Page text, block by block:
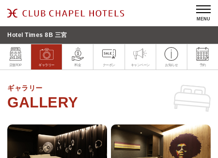
MENU
Hotel Times 8B 三宮
店舗TOP ギャラリー 料金 クーポン キャンペーン お知らせ 予約
ギャラリー